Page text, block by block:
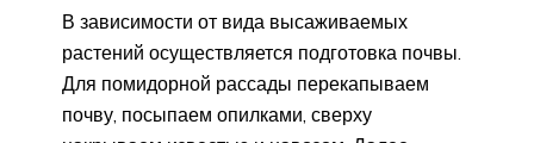
В зависимости от вида высаживаемых
растений осуществляется подготовка почвы.
Для помидорной рассады перекапываем
почву, посыпаем опилками, сверху